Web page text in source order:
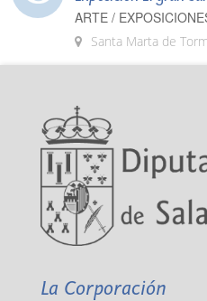
ARTE /
Santa Marta de
La Corporación